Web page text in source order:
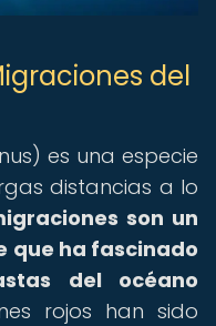
del
es una especie
distancias a lo
son un
que ha fascinado
del océano
rojos han sido